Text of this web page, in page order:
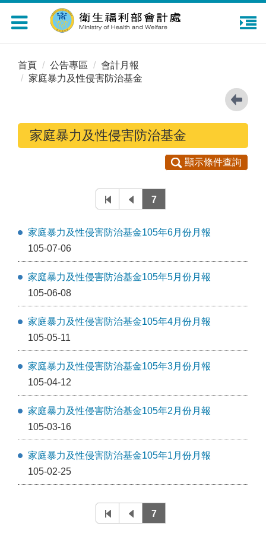
Toggle
navigation
首頁 公告專區
會計月報
家庭暴力及性侵害防治基金
家庭暴力及性侵害防治基金
顯示條件查詢
7
家庭暴力及性侵害防治基金105年6月份月報
105-07-06
家庭暴力及性侵害防治基金105年5月份月報
105-06-08
家庭暴力及性侵害防治基金105年4月份月報
105-05-11
家庭暴力及性侵害防治基金105年3月份月報
105-04-12
家庭暴力及性侵害防治基金105年2月份月報
105-03-16
家庭暴力及性侵害防治基金105年1月份月報
105-02-25
7